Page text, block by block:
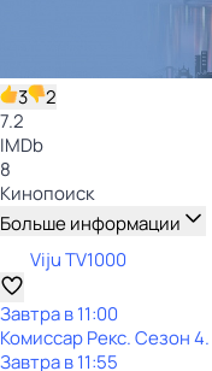
3
2
7.2
IMDb
8
Кинопоиск
Больше информации
Viju TV1000
Завтра в 11:00
Комиссар Рекс. Сезон 4
Завтра в 11:55